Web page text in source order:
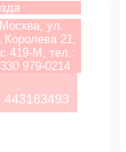
ул.
Королева 21,
419-М, тел.:
979-0214
443183493